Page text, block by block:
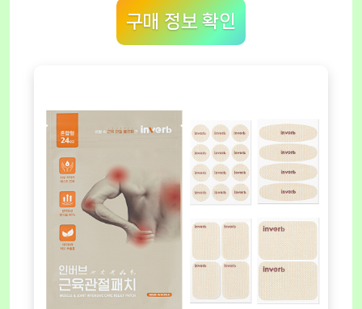
구매 정보 확인